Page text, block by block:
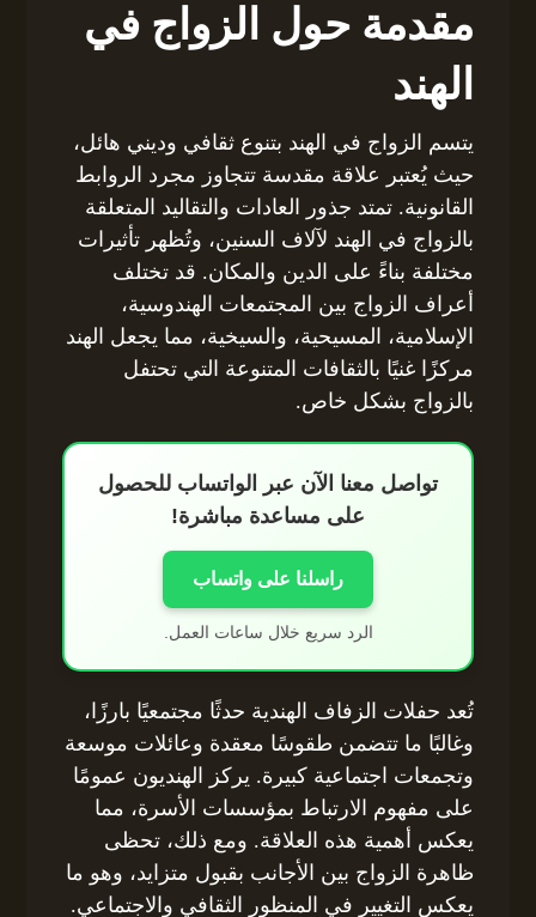
مقدمة حول الزواج في
الهند
يتسم الزواج في الهند بتنوع ثقافي وديني هائل،
حيث يُعتبر علاقة مقدسة تتجاوز مجرد الروابط
القانونية. تمتد جذور العادات والتقاليد المتعلقة
بالزواج في الهند لآلاف السنين، وتُظهر تأثيرات
مختلفة بناءً على الدين والمكان. قد تختلف
أعراف الزواج بين المجتمعات الهندوسية،
الإسلامية، المسيحية، والسيخية، مما يجعل الهند
مركزًا غنيًا بالثقافات المتنوعة التي تحتفل
بالزواج بشكل خاص.
تواصل معنا الآن عبر الواتساب للحصول
على مساعدة مباشرة!
راسلنا على واتساب
الرد سريع خلال ساعات العمل.
تُعد حفلات الزفاف الهندية حدثًا مجتمعيًا بارزًا،
وغالبًا ما تتضمن طقوسًا معقدة وعائلات موسعة
وتجمعات اجتماعية كبيرة. يركز الهنديون عمومًا
على مفهوم الارتباط بمؤسسات الأسرة، مما
يعكس أهمية هذه العلاقة. ومع ذلك، تحظى
ظاهرة الزواج بين الأجانب بقبول متزايد، وهو ما
يعكس التغيير في المنظور الثقافي والاجتماعي.